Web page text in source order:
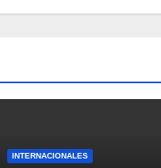
INTERNACIONALES